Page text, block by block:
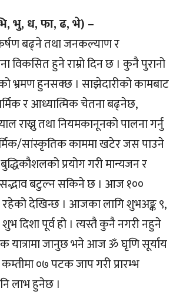
भु, ध, फा, ढ, भे) –
बढ्ने तथा जनकल्याण र
विकसित हुने राम्रो दिन छ । कुनै पुरानो
भ्रमण हुनसक्छ । साझेदारीको कामबाट
र आध्यात्मिक चेतना बढ्नेछ,
राख्नु तथा नियमकानूनको पालना गर्नु
सांस्कृतिक काममा खटेर जस पाउने
प्रयोग गरी मान्यजन र
सद्भाव बटुल्न सकिने छ । आज १००
रहेको देखिन्छ । आजका लागि शुभअङ्क ९,
दिशा पूर्व हो । त्यस्तै कुनै नगरी नहुने
यात्रामा जानुछ भने आज ॐ घृणि सूर्याय
०७ पटक जाप गरी प्रारम्भ
लाभ हुनेछ ।